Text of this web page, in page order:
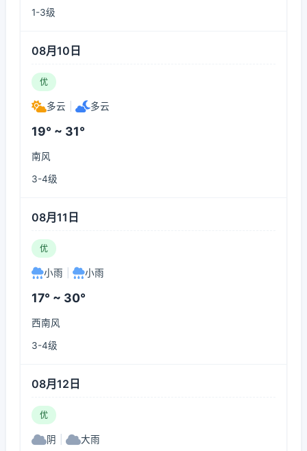
1-3级
08月10日
优
多云 多云
19° ~ 31°
南风
3-4级
08月11日
优
小雨 小雨
17° ~ 30°
西南风
3-4级
08月12日
优
阴 大雨